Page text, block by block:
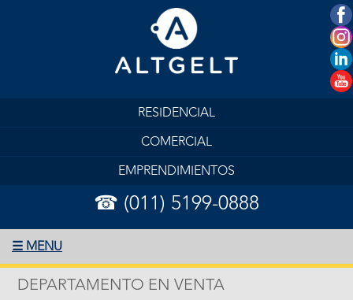
RESIDENCIAL
COMERCIAL
EMPRENDIMIENTOS
☎ (011) 5199-0888
☰ MENU
DEPARTAMENTO EN VENTA